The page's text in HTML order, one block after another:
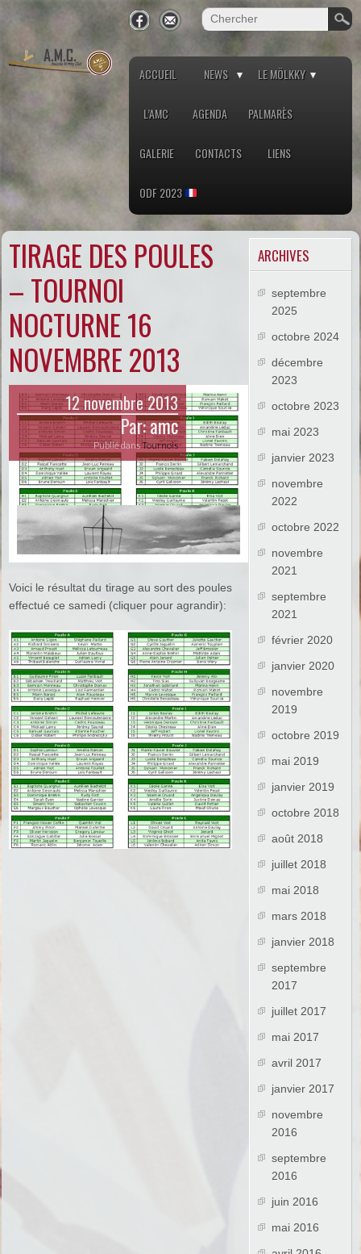
ACCUEIL NEWS LE MÖLKKY
L’AMC AGENDA PALMARÈS
GALERIE CONTACTS LIENS
ODF 2023
TIRAGE DES POULES
– TOURNOI
NOCTURNE 16
NOVEMBRE 2013
12 novembre 2013
Par:amc
Publié dansTournois
Voici le résultat du tirage au sort des poules
effectué ce samedi (cliquer pour agrandir):
ARCHIVES
septembre
2025
octobre 2024
décembre
2023
octobre 2023
mai 2023
janvier 2023
novembre
2022
octobre 2022
novembre
2021
septembre
2021
février 2020
janvier 2020
novembre
2019
octobre 2019
mai 2019
janvier 2019
octobre 2018
août 2018
juillet 2018
mai 2018
mars 2018
janvier 2018
septembre
2017
juillet 2017
mai 2017
avril 2017
janvier 2017
novembre
2016
septembre
2016
juin 2016
mai 2016